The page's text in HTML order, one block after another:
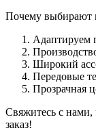
Почему выбирают
Адаптируем
Широкий
Передовые
Прозрачная
Свяжитесь с нами,
заказ!